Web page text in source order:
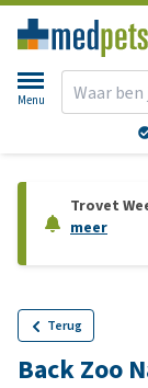
Menu
Trovet
meer
Terug
Back Zoo